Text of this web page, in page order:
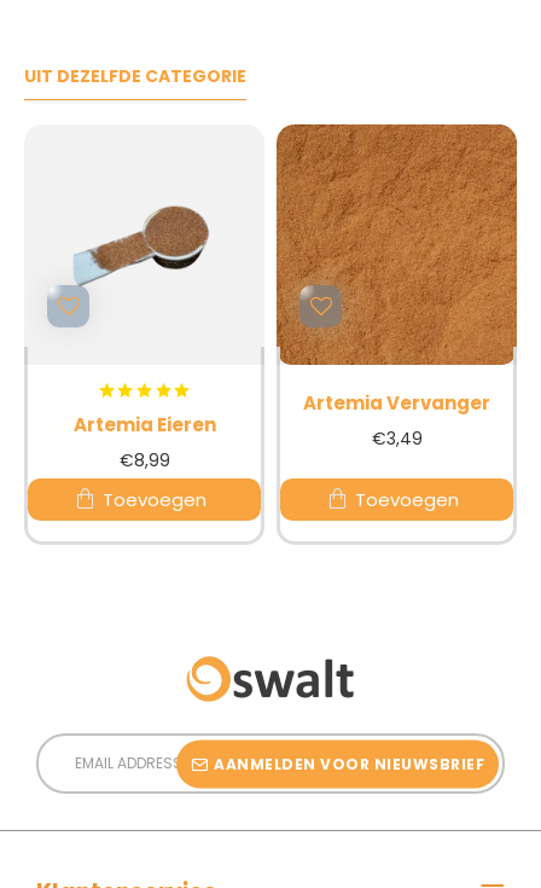
UIT DEZELFDE CATEGORIE
BESTSELLER
Artemia Eieren
€8,99
Toevoegen
Artemia Vervanger
€3,49
Toevoegen
Email
Address
AANMELDEN VOOR NIEUWSBRIEF